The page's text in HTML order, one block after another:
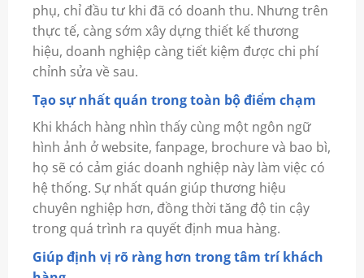
phụ, chỉ đầu tư khi đã có doanh thu. Nhưng trên
thực tế, càng sớm xây dựng thiết kế thương
hiệu, doanh nghiệp càng tiết kiệm được chi phí
chỉnh sửa về sau.
Tạo sự nhất quán trong toàn bộ điểm chạm
Khi khách hàng nhìn thấy cùng một ngôn ngữ
hình ảnh ở website, fanpage, brochure và bao bì,
họ sẽ có cảm giác doanh nghiệp này làm việc có
hệ thống. Sự nhất quán giúp thương hiệu
chuyên nghiệp hơn, đồng thời tăng độ tin cậy
trong quá trình ra quyết định mua hàng.
Giúp định vị rõ ràng hơn trong tâm trí khách